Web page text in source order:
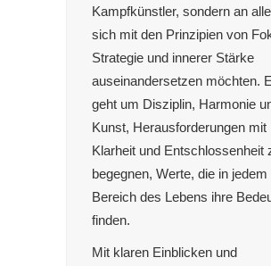
Kampfkünstler, sondern an
sich mit den Prinzipien von
Strategie und innerer Stärke
auseinandersetzen möchten.
geht um Disziplin, Harmonie
Kunst, Herausforderungen mit
Klarheit und Entschlossenheit
begegnen, Werte, die in jedem
Bereich des Lebens ihre
finden.
Mit klaren Einblicken und